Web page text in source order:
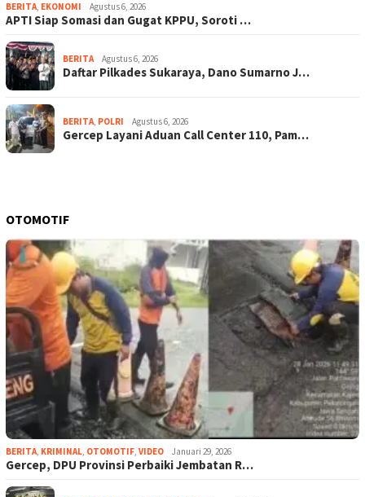
BERITA, EKONOMI Agustus 6, 2026
APTI Siap Somasi dan Gugat KPPU, Soroti …
BERITA Agustus 6, 2026
Daftar Pilkades Sukaraya, Dano Sumarno J…
BERITA, POLRI Agustus 6, 2026
Gercep Layani Aduan Call Center 110, Pam…
OTOMOTIF
BERITA, KRIMINAL, OTOMOTIF, VIDEO Januari 29, 2026
Gercep, DPU Provinsi Perbaiki Jembatan R…